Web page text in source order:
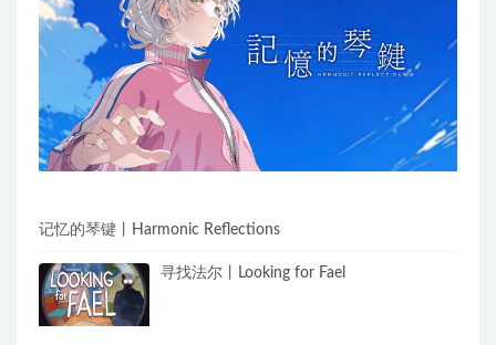
记忆的琴键丨Harmonic Reflections
寻找法尔丨Looking for Fael